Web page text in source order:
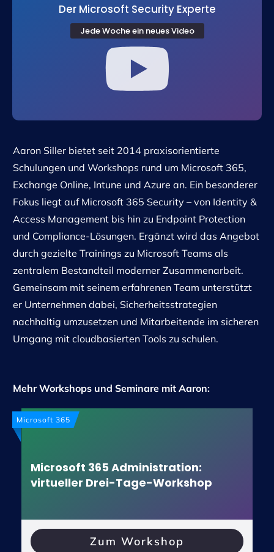
Der Microsoft Security Experte
Jede Woche ein neues Video
Aaron Siller bietet seit 2014 praxisorientierte
Schulungen und Workshops rund um Microsoft 365,
Exchange Online, Intune und Azure an. Ein besonderer
Fokus liegt auf Microsoft 365 Security – von Identity &
Access Management bis hin zu Endpoint Protection
und Compliance-Lösungen. Ergänzt wird das Angebot
durch gezielte Trainings zu Microsoft Teams als
zentralem Bestandteil moderner Zusammenarbeit.
Gemeinsam mit seinem erfahrenen Team unterstützt
er Unternehmen dabei, Sicherheitsstrategien
nachhaltig umzusetzen und Mitarbeitende im sicheren
Umgang mit cloudbasierten Tools zu schulen.
Mehr Workshops und Seminare mit Aaron:
Microsoft 365
Microsoft 365 Administration:
virtueller Drei-Tage-Workshop
Zum Workshop